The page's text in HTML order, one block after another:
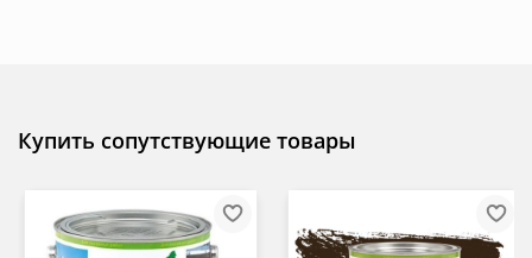
Купить сопутствующие товары